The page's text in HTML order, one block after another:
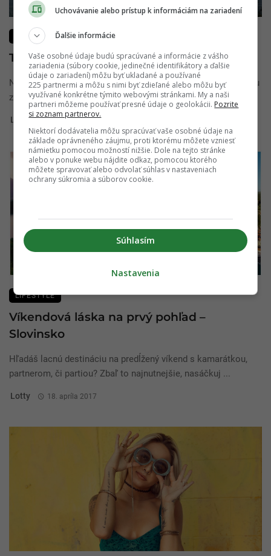
LIFESTYLE
Tvoje šťastie je o tvojich prioritách
Nie, nie je všetko o peniazoch. Všetko je o prioritách a jednou
z priorít môžu byť aj peniaze. Všetko ...
Lotty 20. apríla 2017
LIFESTYLE
Víkendová láska na prvý pohľad –
Slovinsko
Hľadáš lacnú destináciu na predĺžený víkend s kamarátkou,
partnerom, či partiou? Zbaľ to najnutnejšie, nasáčkuj ...
Lotty 18. apríla 2017
Uchovávanie alebo prístup k informáciám na zariadení
Ďalšie informácie
Vaše osobné údaje budú spracúvané a informácie z vášho
zariadenia (súbory cookie, jedinečné identifikátory a ďalšie
údaje o zariadení) môžu byť ukladané a používané
225 partnermi a môžu s nimi byť zdieľané alebo môžu byť
využívané konkrétne týmito webovými stránkami. My a naši
partneri môžeme používať presné údaje o geolokácii. Pozrite
si zoznam partnerov.
Niektorí dodávatelia môžu spracúvať vaše osobné údaje na
základe oprávneného záujmu, proti ktorému môžete vzniesť
námietku pomocou možností nižšie. Dole na tejto stránke
alebo v ponuke webu nájdite odkaz, pomocou ktorého
môžete spravovať alebo odvolať súhlas v nastaveniach
ochrany súkromia a súborov cookie.
Súhlasím
Nastavenia